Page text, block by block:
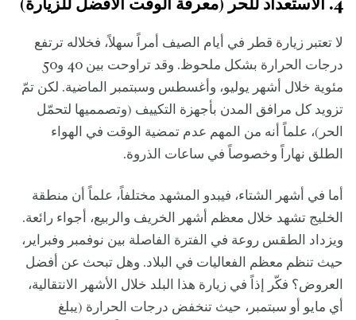
4. الاستعداد للحر (معرفة الوقت الأفضل للزيارة)
لا تعتبر زيارة قطر في أيام الصيف أمراً سهلاً، فخلاله ترتفع
درجات الحرارة بشكل ملحوظ. وقد تراوحت بين 40 و50
مئوية خلال أشهر يوليو، وأغسطس وسبتمبر الماضية. لكن تمّ
تزويد كل مرافق المدن بأجهزة التكييف (وتصمميها لتحمّل
الحر)، علماً أنه من المهم عدم تمضية الوقت في الهواء
الطلق نهاراً وخصوصاً في ساعات الذروة.
أما في أشهر الشتاء، فيبدو المشهد مختلفاً، علماً أن منطقة
الخليج تشهد خلال معظم أشهر الخريف والربيع، أجواء رائعة.
ويزداد الطقس روعة في الفترة الفاصلة بين نوفمبر وفبراير،
حيث تنظم معظم الفعاليات في البلاد. وهل تبحث عن أفضل
العروض؟ فكّر إذاً في زيارة هذا البلد خلال الأشهر الانتقالية،
أي مايو أو سبتمبر، حيث تنخفض درجات الحرارة (يبلغ